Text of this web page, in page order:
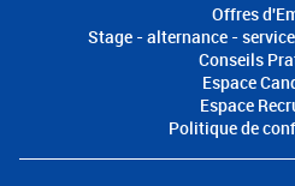
Offres
Stage - alternance -
Conseils
Espace
Espace
Politique de